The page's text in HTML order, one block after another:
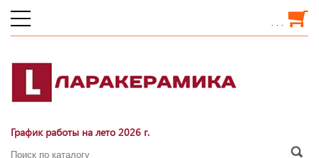
. . .
График работы на лето 2026 г.